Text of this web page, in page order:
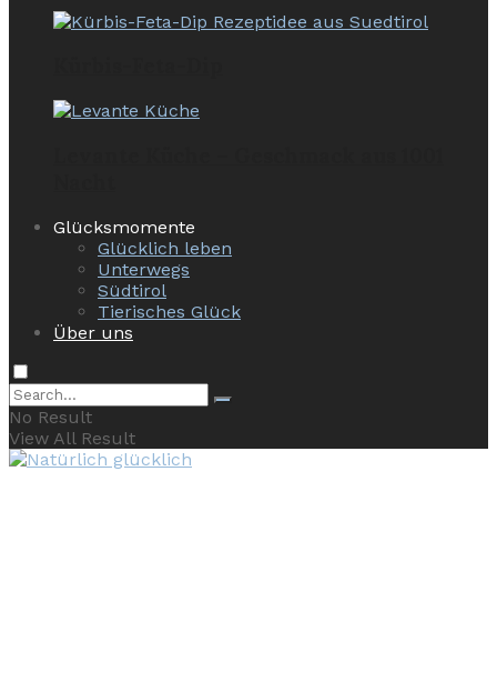
Glücksmomente
Glücklich leben
Unterwegs
Südtirol
Tierisches Glück
Über uns
No Result
View All Result